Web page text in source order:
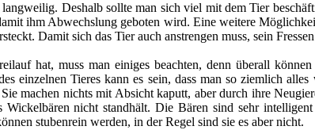
Deshalb sollte man sich viel mit dem Tier
ihm Abwechslung geboten wird. Eine weitere
Damit sich das Tier auch anstrengen muss, sein
hat, muss man einiges beachten, denn überall
einzelnen Tieres kann es sein, dass man so ziemlich
machen nichts mit Absicht kaputt, aber durch ihre
Wickelbären nicht standhält. Die Bären sind sehr
stubenrein werden, in der Regel sind sie es aber nicht.